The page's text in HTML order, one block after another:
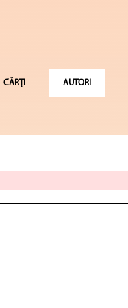
CĂRȚI AUTORI